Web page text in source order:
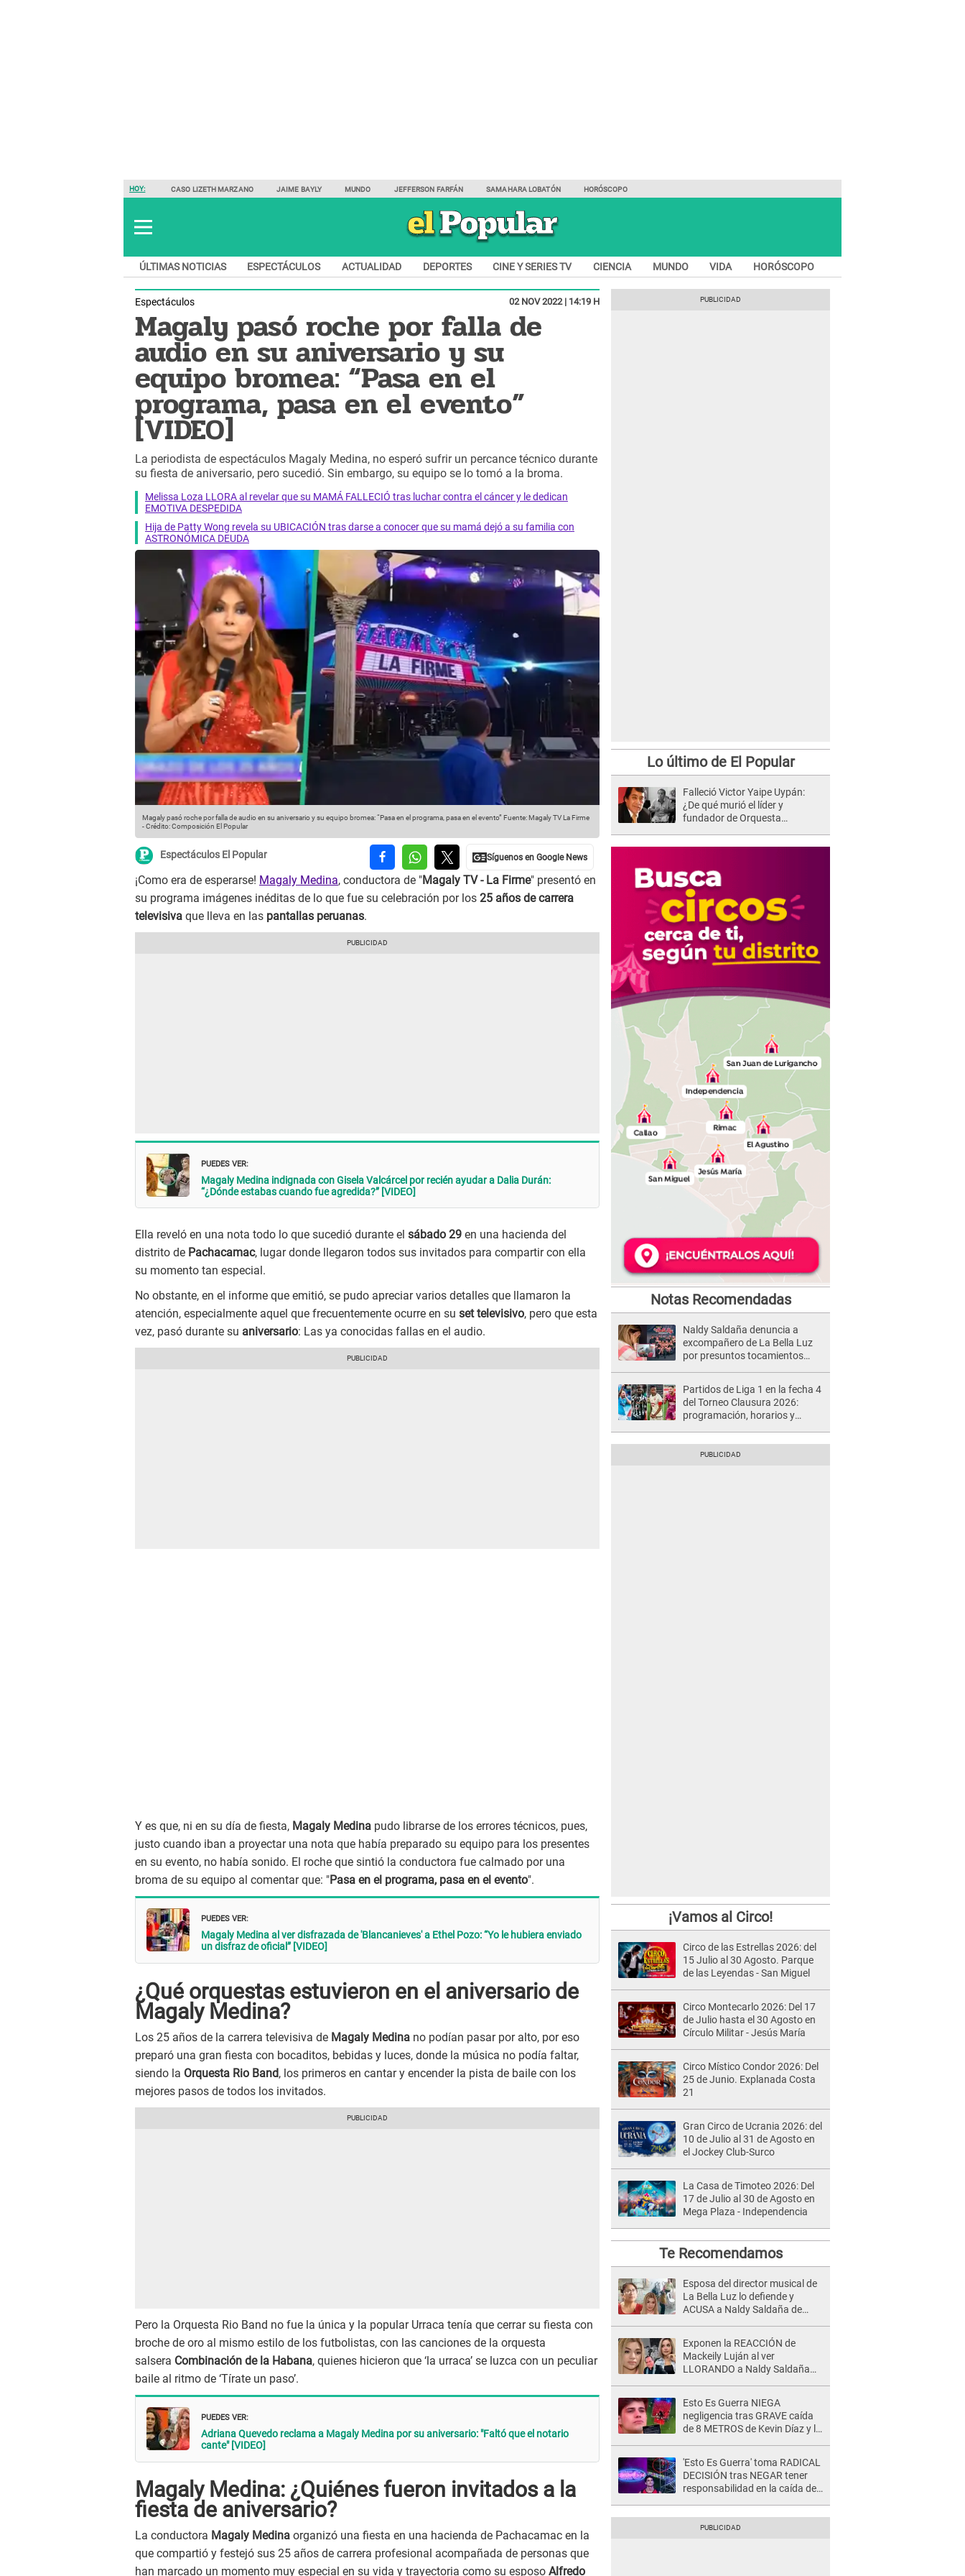
HOY: CASO LIZETH MARZANO JAIME BAYLY MUNDO JEFFERSON FARFÁN SAMAHARA LOBATÓN HORÓSCOPO
ÚLTIMAS NOTICIAS ESPECTÁCULOS ACTUALIDAD DEPORTES CINE Y SERIES TV CIENCIA MUNDO VIDA HORÓSCOPO
Espectáculos 02 NOV 2022 | 14:19 H
Magaly pasó roche por falla de
audio en su aniversario y su
equipo bromea: “Pasa en el
programa, pasa en el evento”
[VIDEO]
La periodista de espectáculos Magaly Medina, no esperó sufrir un percance técnico durante
su fiesta de aniversario, pero sucedió. Sin embargo, su equipo se lo tomó a la broma.
Melissa Loza LLORA al revelar que su MAMÁ FALLECIÓ tras luchar contra el cáncer y le dedican
EMOTIVA DESPEDIDA
Hija de Patty Wong revela su UBICACIÓN tras darse a conocer que su mamá dejó a su familia con
ASTRONÓMICA DEUDA
Magaly pasó roche por falla de audio en su aniversario y su equipo bromea: “Pasa en el programa, pasa en el evento” Fuente: Magaly TV La Firme
-Crédito: Composición El Popular
Espectáculos El Popular
¡Como era de esperarse! Magaly Medina, conductora de "Magaly TV - La Firme" presentó en
su programa imágenes inéditas de lo que fue su celebración por los 25 años de carrera
televisiva que lleva en las pantallas peruanas.
PUEDES VER:
Magaly Medina indignada con Gisela Valcárcel por recién ayudar a Dalia Durán:
“¿Dónde estabas cuando fue agredida?” [VIDEO]
Ella reveló en una nota todo lo que sucedió durante el sábado 29 en una hacienda del
distrito de Pachacamac, lugar donde llegaron todos sus invitados para compartir con ella
su momento tan especial.
No obstante, en el informe que emitió, se pudo apreciar varios detalles que llamaron la
atención, especialmente aquel que frecuentemente ocurre en su set televisivo, pero que esta
vez, pasó durante su aniversario: Las ya conocidas fallas en el audio.
Y es que, ni en su día de fiesta, Magaly Medina pudo librarse de los errores técnicos, pues,
justo cuando iban a proyectar una nota que había preparado su equipo para los presentes
en su evento, no había sonido. El roche que sintió la conductora fue calmado por una
broma de su equipo al comentar que: "Pasa en el programa, pasa en el evento".
PUEDES VER:
Magaly Medina al ver disfrazada de 'Blancanieves' a Ethel Pozo: “Yo le hubiera enviado
un disfraz de oficial” [VIDEO]
¿Qué orquestas estuvieron en el aniversario de
Magaly Medina?
Los 25 años de la carrera televisiva de Magaly Medina no podían pasar por alto, por eso
preparó una gran fiesta con bocaditos, bebidas y luces, donde la música no podía faltar,
siendo la Orquesta Rio Band, los primeros en cantar y encender la pista de baile con los
mejores pasos de todos los invitados.
Pero la Orquesta Rio Band no fue la única y la popular Urraca tenía que cerrar su fiesta con
broche de oro al mismo estilo de los futbolistas, con las canciones de la orquesta
salsera Combinación de la Habana, quienes hicieron que ‘la urraca’ se luzca con un peculiar
baile al ritmo de ‘Tírate un paso’.
PUEDES VER:
Adriana Quevedo reclama a Magaly Medina por su aniversario: "Faltó que el notario
cante" [VIDEO]
Magaly Medina: ¿Quiénes fueron invitados a la
fiesta de aniversario?
La conductora Magaly Medina organizó una fiesta en una hacienda de Pachacamac en la
que compartió y festejó sus 25 años de carrera profesional acompañada de personas que
han marcado un momento muy especial en su vida y trayectoria como su esposo Alfredo
Lo último de El Popular
Falleció Victor Yaipe Uypán:
¿De qué murió el líder y
fundador de Orquesta
Notas Recomendadas
Naldy Saldaña denuncia a
excompañero de La Bella Luz
por presuntos tocamientos
Partidos de Liga 1 en la fecha 4
del Torneo Clausura 2026:
programación, horarios y
¡Vamos al Circo!
Circo de las Estrellas 2026: del
15 Julio al 30 Agosto. Parque
de las Leyendas - San Miguel
Circo Montecarlo 2026: Del 17
de Julio hasta el 30 Agosto en
Círculo Militar - Jesús María
Circo Místico Condor 2026: Del
25 de Junio. Explanada Costa
21
Gran Circo de Ucrania 2026: del
10 de Julio al 31 de Agosto en
el Jockey Club-Surco
La Casa de Timoteo 2026: Del
17 de Julio al 30 de Agosto en
Mega Plaza - Independencia
Te Recomendamos
Esposa del director musical de
La Bella Luz lo defiende y
ACUSA a Naldy Saldaña de
Exponen la REACCIÓN de
Mackeily Luján al ver
LLORANDO a Naldy Saldaña
Esto Es Guerra NIEGA
negligencia tras GRAVE caída
de 8 METROS de Kevin Díaz y lo
'Esto Es Guerra' toma RADICAL
DECISIÓN tras NEGAR tener
responsabilidad en la caída de